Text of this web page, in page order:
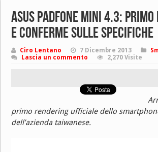
ASUS Padfone Mini 4.3:
e conferme sulle specifiche
Ciro Lentano 7 Dicembre 2013
Lascia un commento
2,270 Visite
primo rendering ufficiale dello
dell’azienda taiwanese.